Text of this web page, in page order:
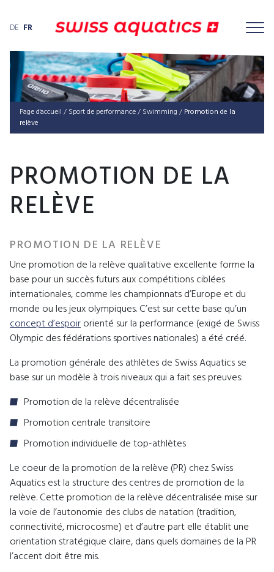
DE FR
Page d'accueil / Sport de performance/ Swimming / Promotion de la
relève
PROMOTION DE LA
RELÈVE
PROMOTION DE LA RELÈVE
Une promotion de la relève qualitative excellente forme la
base pour un succès futurs aux compétitions ciblées
internationales, comme les championnats d’Europe et du
monde ou les jeux olympiques. C’est sur cette base qu’un
concept d’espoirorienté sur la performance (exigé de Swiss
Olympic des fédérations sportives nationales) a été créé.
La promotion générale des athlètes de Swiss Aquatics se
base sur un modèle à trois niveaux qui a fait ses preuves:
Promotion de la relève décentralisée
Promotion centrale transitoire
Promotion individuelle de top-athlètes
Le coeur de la promotion de la relève (PR) chez Swiss
Aquatics est la structure des centres de promotion de la
relève. Cette promotion de la relève décentralisée mise sur
la voie de l’autonomie des clubs de natation (tradition,
connectivité, microcosme) et d’autre part elle établit une
orientation stratégique claire, dans quels domaines de la PR
l’accent doit être mis.